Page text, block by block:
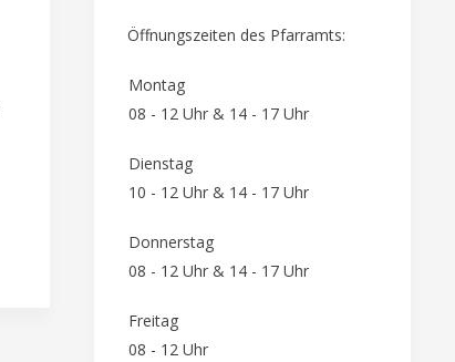
Öffnungszeiten des Pfarramts:
Montag
08 - 12 Uhr & 14 - 17 Uhr
Dienstag
10 - 12 Uhr & 14 - 17 Uhr
Donnerstag
08 - 12 Uhr & 14 - 17 Uhr
Freitag
08 - 12 Uhr